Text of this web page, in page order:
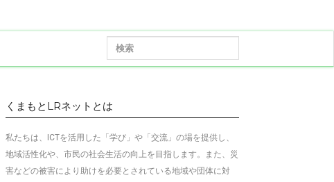
くまもとLRネットとは
私たちは、ICTを活用した「学び」や「交流」の場を提供し、
地域活性化や、市民の社会生活の向上を目指します。
また、災
害などの被害により助けを必要とされている地域や団体に対